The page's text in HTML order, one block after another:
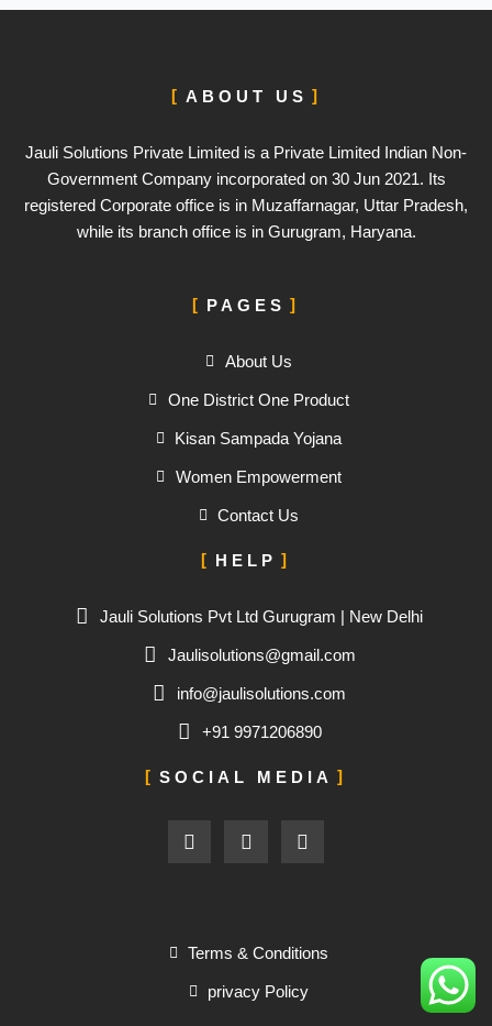
ABOUT US
Jauli Solutions Private Limited is a Private Limited Indian Non-
Government Company incorporated on 30 Jun 2021. Its
registered Corporate office is in Muzaffarnagar, Uttar Pradesh,
while its branch office is in Gurugram, Haryana.
PAGES
About Us
One District One Product
Kisan Sampada Yojana
Women Empowerment
Contact Us
HELP
Jauli Solutions Pvt Ltd Gurugram | New Delhi
Jaulisolutions@gmail.com
info@jaulisolutions.com
+91 9971206890
SOCIAL MEDIA
F
a
c
o
k
-
Y
o
u
e
I
n
s
r
a
m
Terms & Conditions
privacy Policy